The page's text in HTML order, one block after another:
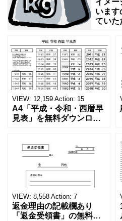
テ
ー
います
ていた
VIEW: 12,159 Action: 15
A4「平成・令和・西暦早
見表」を無料ダウンロー
る！印刷可能な一覧表！
印刷可能な平成・令和・
西暦早見表を無料ダウン
ロードでご利用いただけ
ます。 パソコンに保存し
ていただくか、A4サイズ
でコピーしてご
VIEW: 8,558 Action: 7
返金理由の記載欄あり
「返金受領書」の無料テ